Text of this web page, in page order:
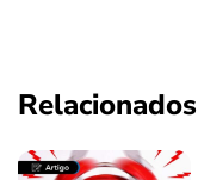
Relacionados